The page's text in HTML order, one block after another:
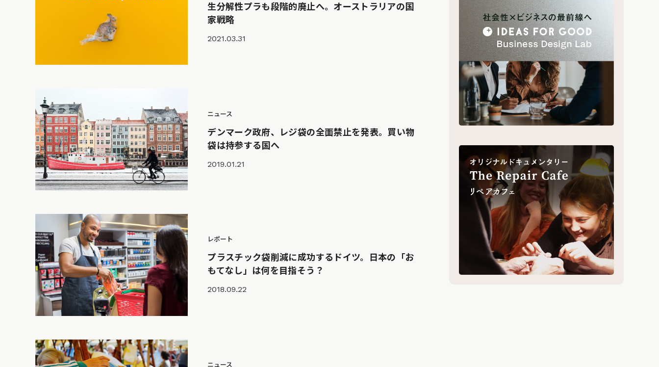
生分解性プラも段階的廃止へ。オーストラリアの国
家戦略
2021.03.31
ニュース
デンマーク政府、レジ袋の全面禁止を発表。買い物
袋は持参する国へ
2019.01.21
レポート
プラスチック袋削減に成功するドイツ。日本の「お
もてなし」は何を目指そう？
2018.09.22
ニュース